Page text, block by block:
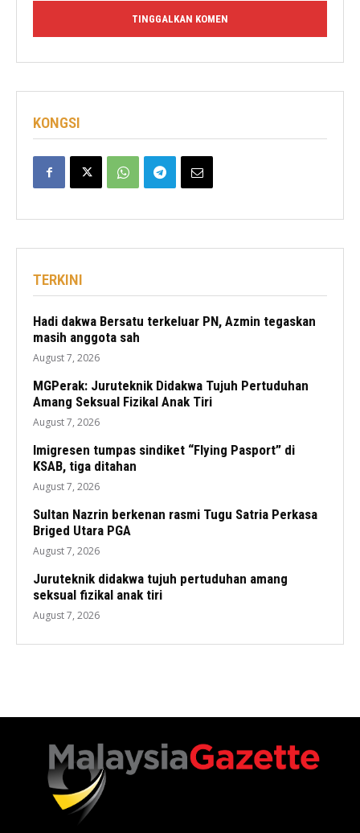
KONGSI
TERKINI
Hadi dakwa Bersatu terkeluar PN, Azmin tegaskan
masih anggota sah
August 7, 2026
MGPerak: Juruteknik Didakwa Tujuh Pertuduhan
Amang Seksual Fizikal Anak Tiri
August 7, 2026
Imigresen tumpas sindiket “Flying Pasport” di
KSAB, tiga ditahan
August 7, 2026
Sultan Nazrin berkenan rasmi Tugu Satria Perkasa
Briged Utara PGA
August 7, 2026
Juruteknik didakwa tujuh pertuduhan amang
seksual fizikal anak tiri
August 7, 2026